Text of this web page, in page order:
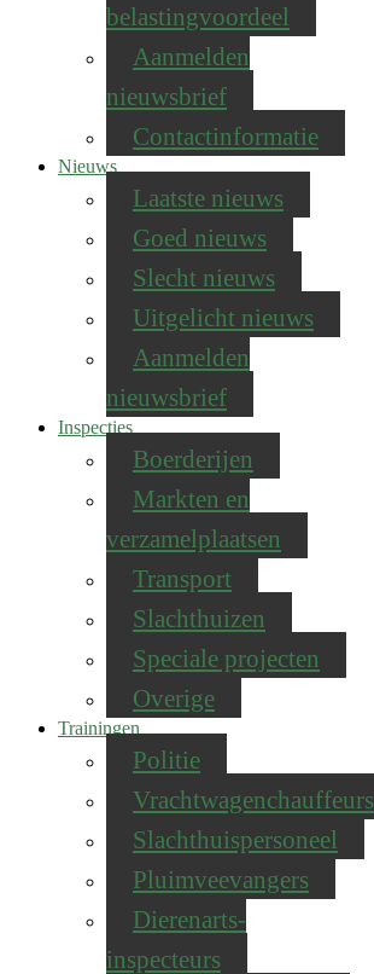
belastingvoordeel
Aanmelden
nieuwsbrief
Contactinformatie
Nieuws
Laatste nieuws
Goed nieuws
Slecht nieuws
Uitgelicht nieuws
Aanmelden
nieuwsbrief
Inspecties
Boerderijen
Markten en
verzamelplaatsen
Transport
Slachthuizen
Speciale projecten
Overige
Trainingen
Politie
Vrachtwagenchauffeurs
Slachthuispersoneel
Pluimveevangers
Dierenarts-
inspecteurs